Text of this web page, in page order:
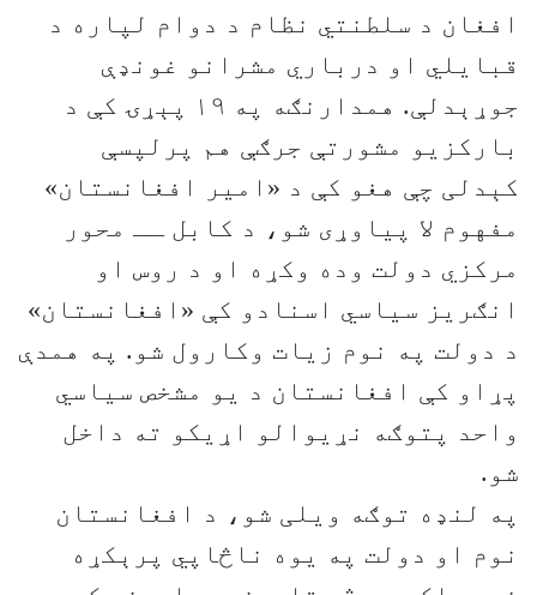
افغان د سلطنتي نظام د دوام لپاره د
قبایلي او درباري مشرانو غونډې
جوړېدلې. همدارنګه په ۱۹ پېړۍ کې د
بارکزیو مشورتې جرګې هم پرلپسې
کېدلی چې هغو کې د «امیر افغانستان»
مفهوم لا پیاوړی شو، د کابل ــ محور
مرکزي دولت وده وکړه او د روس او
انګریز سیاسي اسنادو کې «افغانستان»
د دولت په نوم زیات وکارول شو. په همدې
پړاو کې افغانستان د یو مشخص سیاسي
واحد پتوګه نړیوالو اړیکو ته داخل
شو.
په لنډه توګه ویلی شو، د افغانستان
نوم او دولت په یوه ناڅاپي پرېکړه